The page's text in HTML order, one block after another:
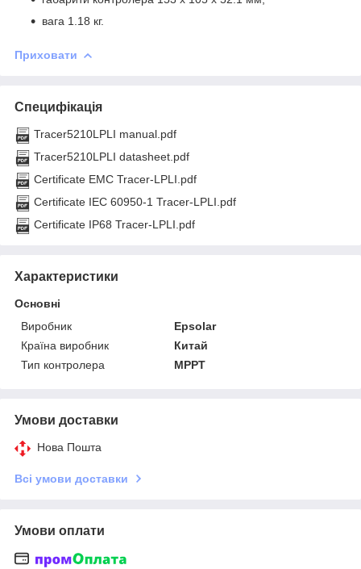
вага 1.18 кг.
Приховати
Специфікація
Tracer5210LPLI manual.pdf
Tracer5210LPLI datasheet.pdf
Certificate EMC Tracer-LPLI.pdf
Certificate IEC 60950-1 Tracer-LPLI.pdf
Certificate IP68 Tracer-LPLI.pdf
Характеристики
Основні
Виробник
Epsolar
Країна виробник
Китай
Тип контролера
MPPT
Умови доставки
Нова Пошта
Всі умови доставки
Умови оплати